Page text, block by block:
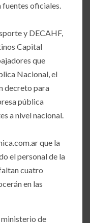
oficiales.
y DECAHF,
Capital
que
Nacional, el
decreto para
pública
a nivel nacional.
que la
el personal de la
cuatro
en las
ministerio de